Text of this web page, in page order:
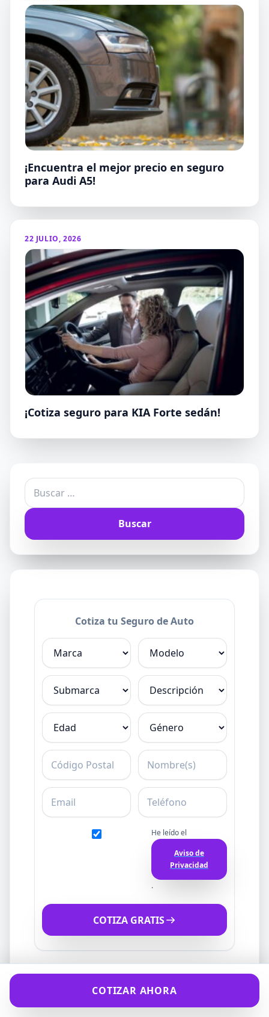
¡Encuentra el mejor precio en seguro
para Audi A5!
22 JULIO, 2026
¡Cotiza seguro para KIA Forte sedán!
Buscar:
Cotiza tu Seguro de Auto
Marca
Modelo
Submarca Descripción
Edad Género
C.P. Nombre
Email Teléfono
He leído el
Aviso de
Privacidad
.
COTIZA GRATIS
COTIZAR AHORA